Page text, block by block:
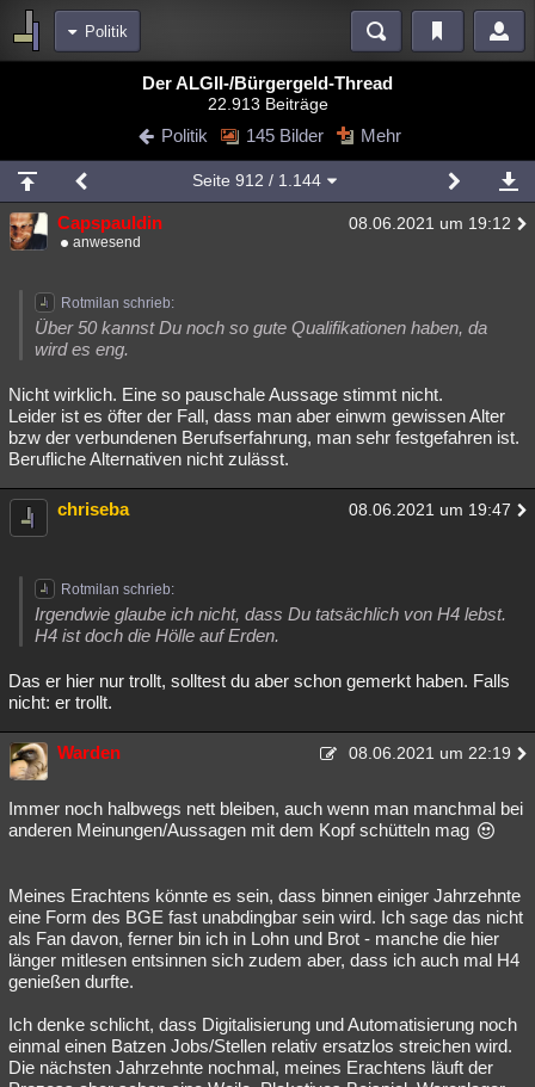
Politik
Diskussionen Blogs Videos
Chat Wiki Neuigkeiten
meine Rubriken
Menschen Wissenschaft Mystery Kriminalfälle
Natur Umfragen Unterhaltung
weitere Rubriken
Philosophie Träume Orte Esoterik Literatur
Astronomie Helpdesk Gruppen Gaming Filme
Musik Clash Verbesserungen Allmystery English
Übersichten
Lesenswert Schlüsselwörter
Der ALGII-/Bürgergeld-Thread
22.913 Beiträge
Politik 145 Bilder Mehr
Seite 912 / 1.144
Capspauldin 08.06.2021 um 19:12
anwesend
Rotmilan schrieb:
Über 50 kannst Du noch so gute Qualifikationen haben, da
wird es eng.
Nicht wirklich. Eine so pauschale Aussage stimmt nicht.
Leider ist es öfter der Fall, dass man aber einwm gewissen Alter
bzw der verbundenen Berufserfahrung, man sehr festgefahren ist.
Berufliche Alternativen nicht zulässt.
chriseba 08.06.2021 um 19:47
Rotmilan schrieb:
Irgendwie glaube ich nicht, dass Du tatsächlich von H4 lebst.
H4 ist doch die Hölle auf Erden.
Das er hier nur trollt, solltest du aber schon gemerkt haben. Falls
nicht: er trollt.
Warden 08.06.2021 um 22:19
Immer noch halbwegs nett bleiben, auch wenn man manchmal bei
anderen Meinungen/Aussagen mit dem Kopf schütteln mag
Meines Erachtens könnte es sein, dass binnen einiger Jahrzehnte
eine Form des BGE fast unabdingbar sein wird. Ich sage das nicht
als Fan davon, ferner bin ich in Lohn und Brot - manche die hier
länger mitlesen entsinnen sich zudem aber, dass ich auch mal H4
genießen durfte.
Ich denke schlicht, dass Digitalisierung und Automatisierung noch
einmal einen Batzen Jobs/Stellen relativ ersatzlos streichen wird.
Die nächsten Jahrzehnte nochmal, meines Erachtens läuft der